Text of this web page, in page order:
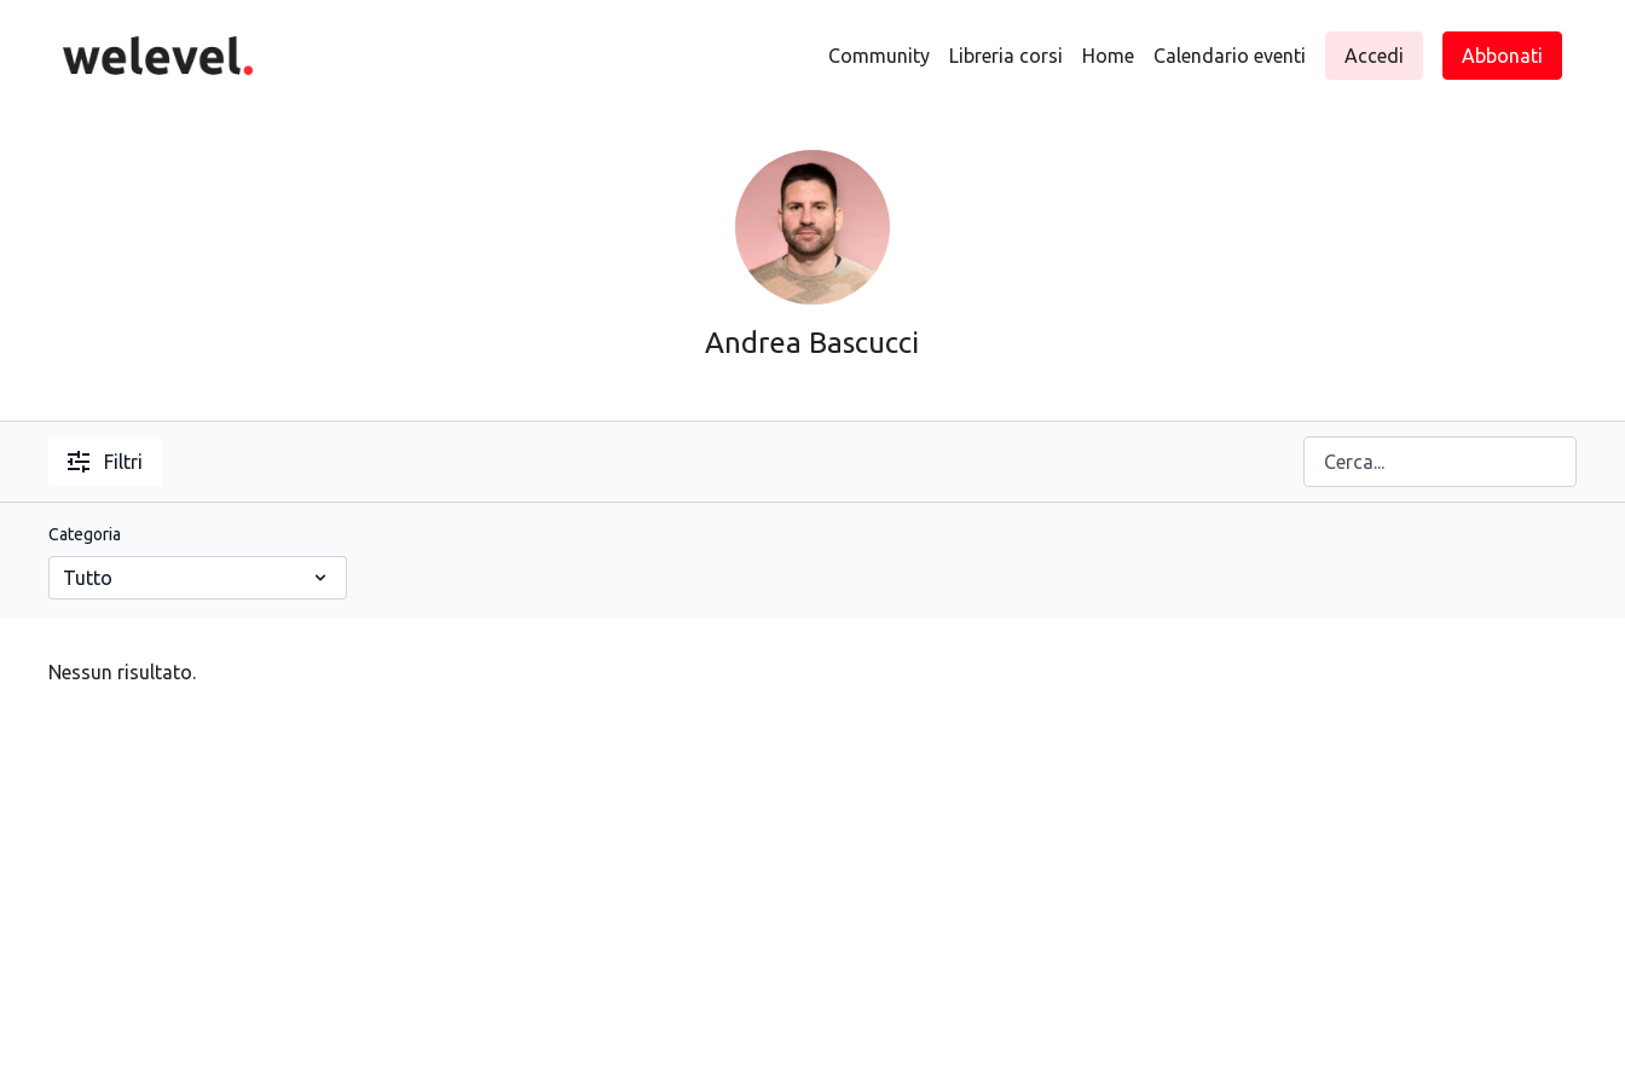
Community Libreria corsi Home Calendario eventi Accedi Abbonati
Andrea Bascucci
Filtri
Categoria
Nessun risultato.